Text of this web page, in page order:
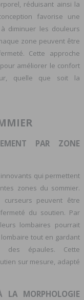
réduisant ainsi la
favorise une
diminuer les douleurs
zone peuvent être
Cette approche
améliorer le confort
quelle que soit la
PAR ZONE
qui permettent
zones du sommier.
peuvent être
du soutien. Par
lombaires pourrait
tout en gardant
épaules. Cette
sur mesure, adapté
MORPHOLOGIE